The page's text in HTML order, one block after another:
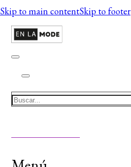
Skip to main contentSkip to footer
Search